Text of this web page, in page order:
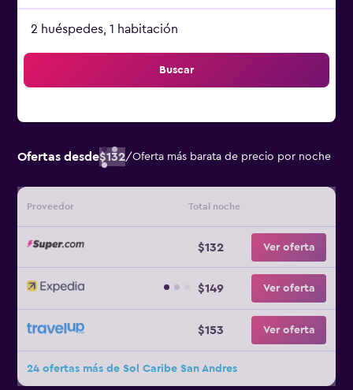
2 huéspedes, 1 habitación
Buscar
Ofertas desde$132/Oferta más barata de precio por noche
Proveedor Total noche
$132 Ver oferta
$149 Ver oferta
$153 Ver oferta
24 ofertas más de Sol Caribe San Andres